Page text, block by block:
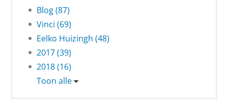
Blog (87)
Vinci (69)
Eelko Huizingh (48)
2017 (39)
2018 (16)
Toon alle